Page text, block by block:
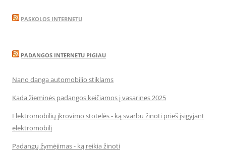
PASKOLOS INTERNETU
PADANGOS INTERNETU PIGIAU
Nano danga automobilio stiklams
Kada žieminės padangos keičiamos į vasarines 2025
Elektromobilių įkrovimo stotelės - ką svarbu žinoti prieš įsigyjant
elektromobilį
Padangų žymėjimas - ką reikia žinoti